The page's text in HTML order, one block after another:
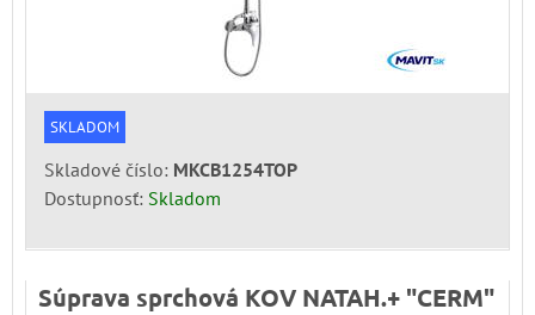
SKLADOM
Skladové číslo: MKCB1254TOP
Dostupnosť: Skladom
Súprava sprchová KOV NATAH.+ "CERM"